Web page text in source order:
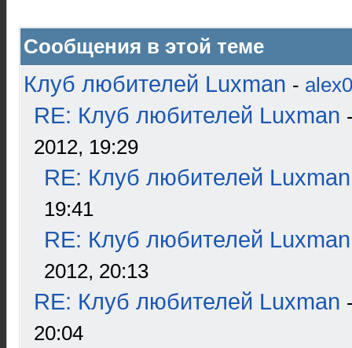
Сообщения в этой теме
Клуб любителей Luxman -
RE: Клуб любителей Luxman
2012, 19:29
RE: Клуб любителей Luxman
19:41
RE: Клуб любителей Luxman
2012, 20:13
RE: Клуб любителей Luxman
20:04